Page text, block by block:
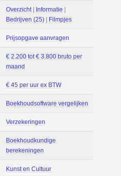
AMBACHTSMAN
Prijsopgave
€ 2.200 tot € 3.800
maand
€ 45 per uur ex